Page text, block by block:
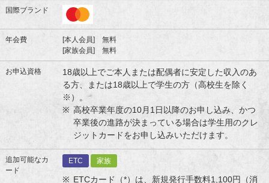
国際ブランド
年会費
[本人会員] 無料
[家族会員] 無料
お申込資格
18歳以上でご本人または配偶者に安定した収入のあ
る方、または18歳以上で学生の方（高校生を除く
※）。
高校卒業年度の10月1日以降のお申し込み、かつ
卒業後の進路が決まっている場合は学生用のクレ
ジットカードをお申し込みいただけます。
追加可能なカ
ード
ETC 家族
ETCカード（*）は、新規発行手数料1,100円（消